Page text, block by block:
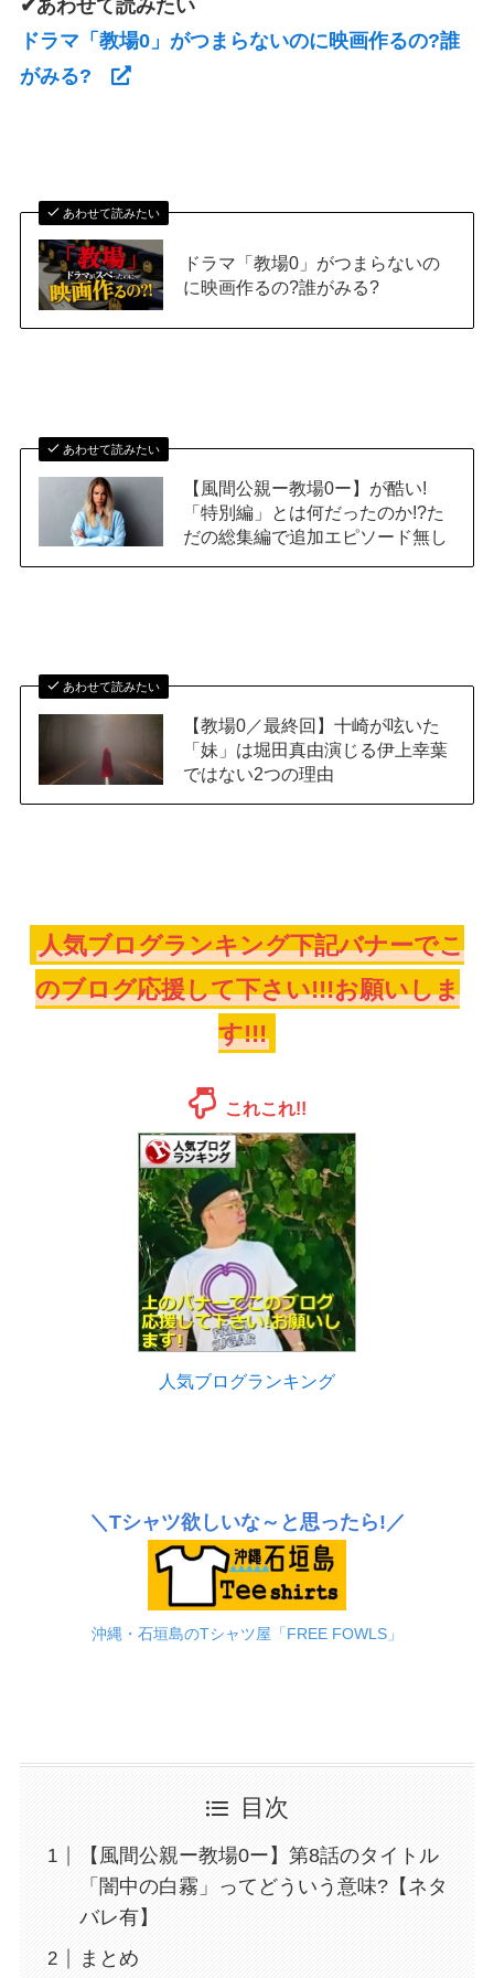
✔あわせて読みたい
ドラマ「教場0」がつまらないのに映画作るの?誰
がみる?
あわせて読みたい
ドラマ「教場0」がつまらないの
に映画作るの?誰がみる?
あわせて読みたい
【風間公親ー教場0ー】が酷い!
「特別編」とは何だったのか!?た
だの総集編で追加エピソード無し
あわせて読みたい
【教場0／最終回】十崎が呟いた
「妹」は堀田真由演じる伊上幸葉
ではない2つの理由
人気ブログランキング下記バナーでこ
のブログ応援して下さい!!!お願いしま
す!!!
これこれ!!
人気ブログランキング
＼Tシャツ欲しいな～と思ったら!／
沖縄・石垣島のTシャツ屋「FREE FOWLS」
目次
【風間公親ー教場0ー】第8話のタイトル
「闇中の白霧」ってどういう意味?【ネタ
バレ有】
まとめ